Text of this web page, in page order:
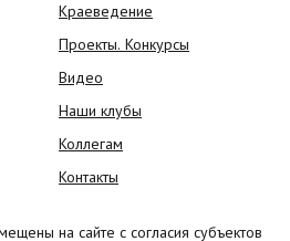
Краеведение
Проекты. Конкурсы
Видео
Наши клубы
Коллегам
Контакты
на сайте с согласия субъектов